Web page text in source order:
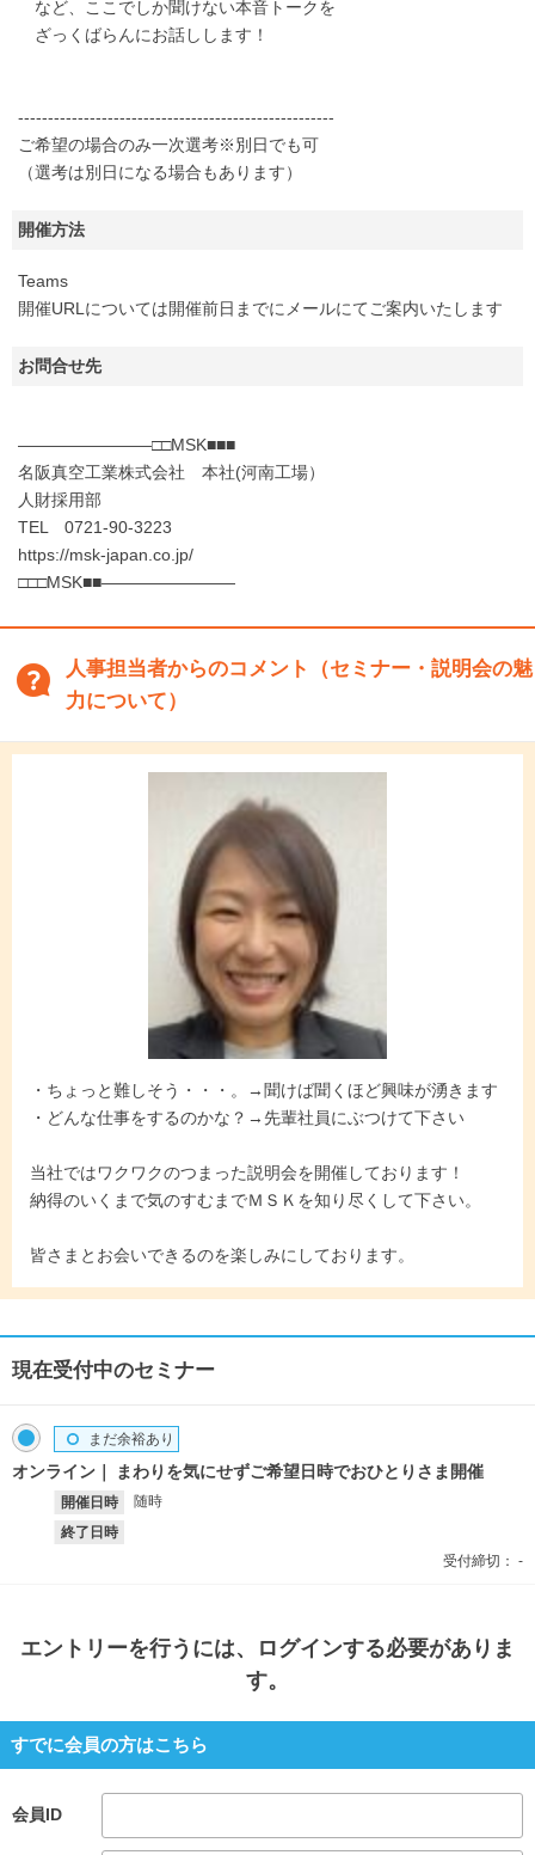
など、ここでしか聞けない本音トークを
ざっくばらんにお話しします！
-----------------------------------------------------
ご希望の場合のみ一次選考※別日でも可
（選考は別日になる場合もあります）
開催方法
Teams
開催URLについては開催前日までにメールにてご案内いたします
お問合せ先
――――――――□□MSK■■■
名阪真空工業株式会社 本社(河南工場）
人財採用部
TEL 0721-90-3223
https://msk-japan.co.jp/
□□□MSK■■――――――――
人事担当者からのコメント（セミナー・説明会の魅
力について）
・ちょっと難しそう・・・。→聞けば聞くほど興味が湧きます
・どんな仕事をするのかな？→先輩社員にぶつけて下さい
当社ではワクワクのつまった説明会を開催しております！
納得のいくまで気のすむまでＭＳＫを知り尽くして下さい。
皆さまとお会いできるのを楽しみにしております。
現在受付中のセミナー
オンライン まわりを気にせずご希望日時でおひとりさま開催
開催日時
随時
終了日時
まだ余裕あり
受付締切： -
エントリーを行うには、ログインする必要がありま
す。
すでに会員の方はこちら
会員ID